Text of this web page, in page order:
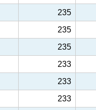
235
235
235
233
233
233